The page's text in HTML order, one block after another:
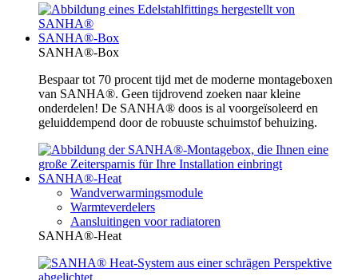
SANHA®-Box
SANHA®-Box
Bespaar tot 70 procent tijd met de moderne montageboxen
van SANHA®. Geen tijdrovend zoeken naar kleine
onderdelen! De SANHA® doos is al voorgeïsoleerd en
geluiddempend door de robuuste schuimstof behuizing.
SANHA®-Heat
Wandverwarmingsmodule
Warmteverdelers
Aansluitingen voor radiatoren
SANHA®-Heat